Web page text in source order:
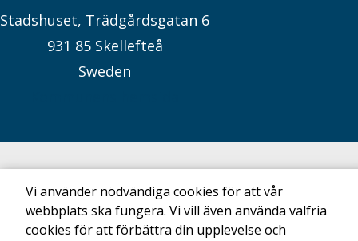
Vi använder nödvändiga cookies för att vår
webbplats ska fungera. Vi vill även använda valfria
cookies för att förbättra din upplevelse och
Stadshuset, Trädgårdsgatan 6
931 85 Skellefteå
Sweden